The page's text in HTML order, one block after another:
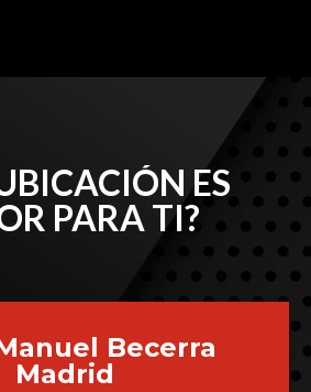
ES
PARA TI?
Becerra
Madrid